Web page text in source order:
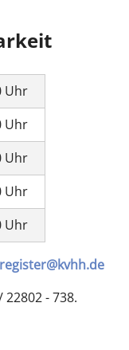
Uhr
Uhr
Uhr
Uhr
Uhr
- 738.